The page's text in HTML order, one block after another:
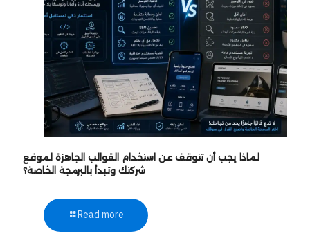
لماذا يجب أن تتوقف عن استخدام القوالب الجاهزة لموقع
شركتك وتبدأ بالبرمجة الخاصة؟
Read more